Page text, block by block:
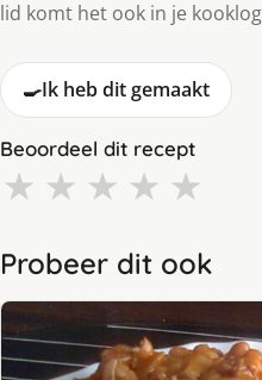
lid komt het ook in je
🍳Ik heb dit gemaakt
Beoordeel dit recept
★ ★ ★ ★ ★
Probeer dit ook